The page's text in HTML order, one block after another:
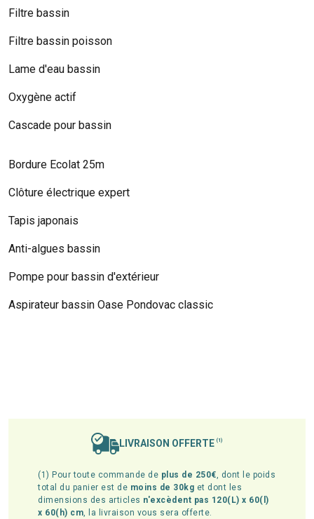
Filtre bassin
Filtre bassin poisson
Lame d'eau bassin
Oxygène actif
Cascade pour bassin
Bordure Ecolat 25m
Clôture électrique expert
Tapis japonais
Anti-algues bassin
Pompe pour bassin d'extérieur
Aspirateur bassin Oase Pondovac classic
LIVRAISON OFFERTE (1)
(1) Pour toute commande de plus de 250€, dont le poids
total du panier est de moins de 30kg et dont les
dimensions des articles n'excèdent pas 120(L) x 60(l)
x 60(h) cm, la livraison vous sera offerte.